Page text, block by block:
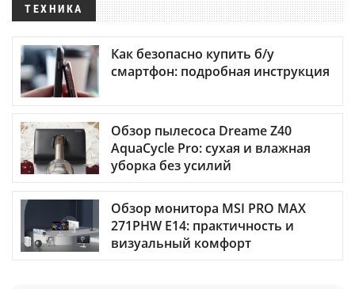
ТЕХНИКА
Как безопасно купить б/у
смартфон: подробная инструкция
Обзор пылесоса Dreame Z40
AquaCycle Pro: сухая и влажная
уборка без усилий
Обзор монитора MSI PRO MAX
271PHW E14: практичность и
визуальный комфорт